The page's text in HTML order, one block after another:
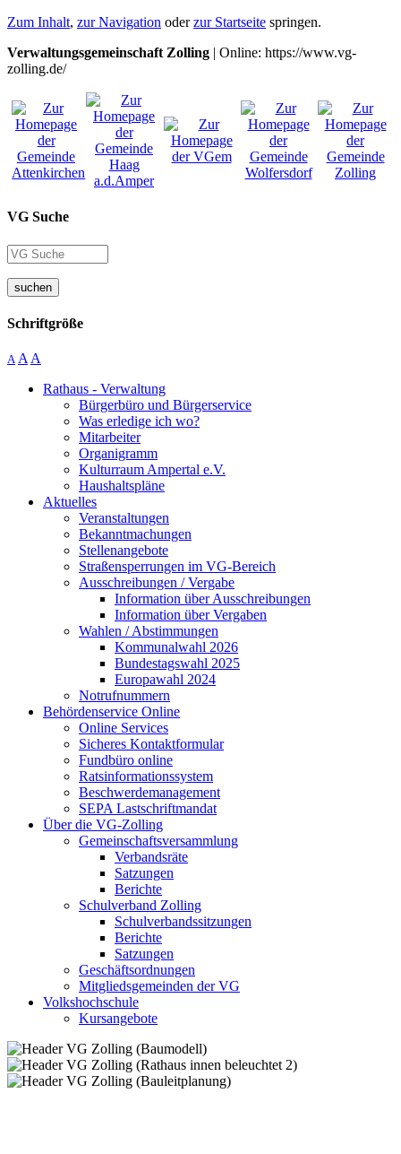
Zum Inhalt, zur Navigation oderzur Startseite springen.
Verwaltungsgemeinschaft Zolling | Online: https://www.vg-
zolling.de/
VG Suche
suchen
Schriftgröße
A A A
Rathaus - Verwaltung
Bürgerbüro und Bürgerservice
Was erledige ich wo?
Mitarbeiter
Organigramm
Kulturraum Ampertal e.V.
Haushaltspläne
Aktuelles
Veranstaltungen
Bekanntmachungen
Stellenangebote
Straßensperrungen im VG-Bereich
Ausschreibungen / Vergabe
Information über Ausschreibungen
Information über Vergaben
Wahlen / Abstimmungen
Kommunalwahl 2026
Bundestagswahl 2025
Europawahl 2024
Notrufnummern
Behördenservice Online
Online Services
Sicheres Kontaktformular
Fundbüro online
Ratsinformationssystem
Beschwerdemanagement
SEPA Lastschriftmandat
Über die VG-Zolling
Gemeinschaftsversammlung
Verbandsräte
Satzungen
Berichte
Schulverband Zolling
Schulverbandssitzungen
Berichte
Satzungen
Geschäftsordnungen
Mitgliedsgemeinden der VG
Volkshochschule
Kursangebote